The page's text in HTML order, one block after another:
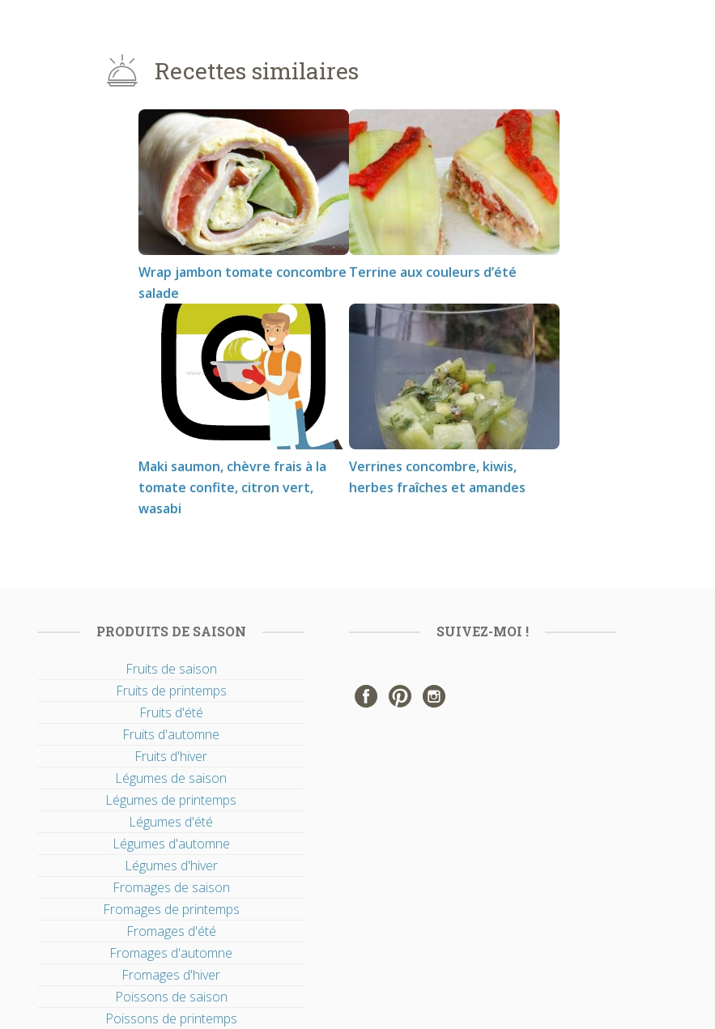
Recettes similaires
Wrap jambon tomate concombre
salade
Terrine aux couleurs d’été
Maki saumon, chèvre frais à la
tomate confite, citron vert,
wasabi
Verrines concombre, kiwis,
herbes fraîches et amandes
PRODUITS DE SAISON
Fruits de saison
Fruits de printemps
Fruits d'été
Fruits d'automne
Fruits d'hiver
Légumes de saison
Légumes de printemps
Légumes d'été
Légumes d'automne
Légumes d'hiver
Fromages de saison
Fromages de printemps
Fromages d'été
Fromages d'automne
Fromages d'hiver
Poissons de saison
Poissons de printemps
SUIVEZ-MOI !